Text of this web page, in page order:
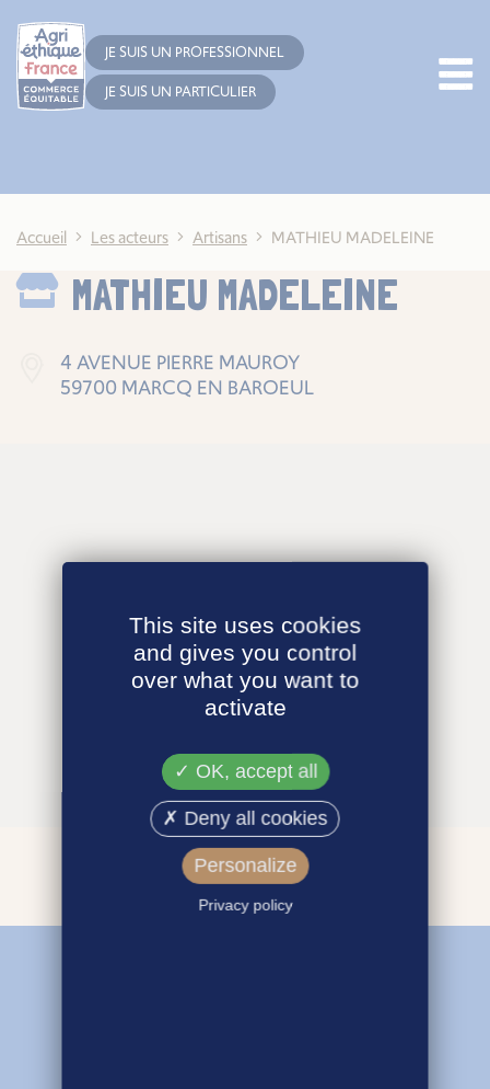
JE SUIS UN PROFESSIONNEL
JE SUIS UN PARTICULIER
Accueil Les acteurs Artisans MATHIEU MADELEINE
MATHIEU MADELEINE
4 AVENUE PIERRE MAUROY
59700 MARCQ EN BAROEUL
This site uses cookies
and gives you control
over what you want to
activate
OK, accept all
Deny all cookies
Personalize
Privacy policy